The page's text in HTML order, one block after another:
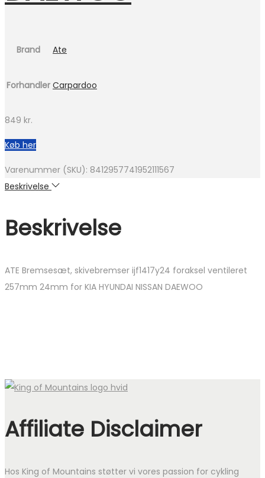
Brand Ate
Forhandler Carpardoo
849 kr.
Køb her
Varenummer (SKU): 8412957741952111567
Beskrivelse
Beskrivelse
ATE Bremsesæt, skivebremser ijf1417y24 foraksel ventileret
257mm 24mm for KIA HYUNDAI NISSAN DAEWOO
Affiliate Disclaimer
Hos King of Mountains støtter vi vores passion for cykling